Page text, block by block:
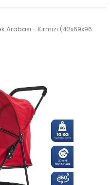
- Kırmızı (42x69x96